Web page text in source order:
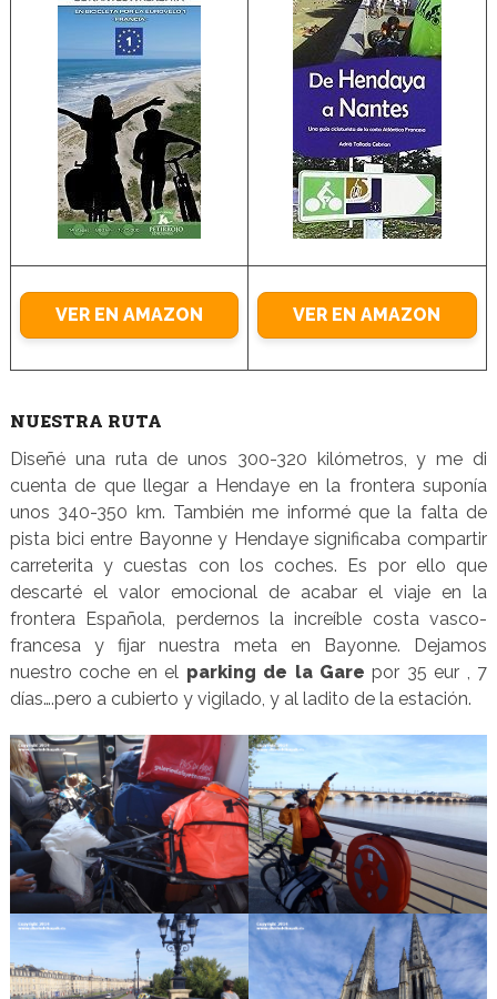
VER EN AMAZON VER EN AMAZON
NUESTRA RUTA
Diseñé una ruta de unos 300-320 kilómetros, y me di
cuenta de que llegar a Hendaye en la frontera suponía
unos 340-350 km. También me informé que la falta de
pista bici entre Bayonne y Hendaye significaba compartir
carreterita y cuestas con los coches. Es por ello que
descarté el valor emocional de acabar el viaje en la
frontera Española, perdernos la increíble costa vasco-
francesa y fijar nuestra meta en Bayonne. Dejamos
nuestro coche en el parking de la Gare por 35 eur , 7
días….pero a cubierto y vigilado, y al ladito de la estación.